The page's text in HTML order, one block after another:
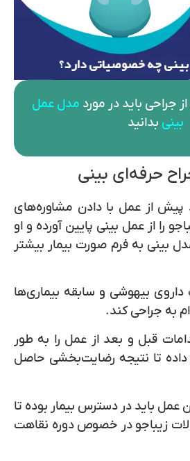
جراحی باید در مورد مدل عمل
بینی بدانید
حرفه‌ای بینی
از عمل با دادن مشاوره‌های
را از عمل بینی پایین آورده و او
بینی به فرم صورت بیمار بیشتر
بیهوشی و سابقه بیماری‌ها
به جراحی کند.
قبل و بعد از عمل را به طور
داده تا نتیجه رضایت‌بخشی حاصل
عمل باید در دسترس بیمار بوده تا
زیباجو در خصوص دوره نقاهت